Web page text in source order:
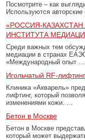
Посмотрите – как
Используются
«РОССИЯ-
ИНСТИТУТА
Среди важных тем
медиации в странах
«Международный опыт …
Игольчатый RF-
Клиника «Акварель»
лифтинг, который
изменениями кожи. …
Бетон в Москве
Бетон в Москве
который может